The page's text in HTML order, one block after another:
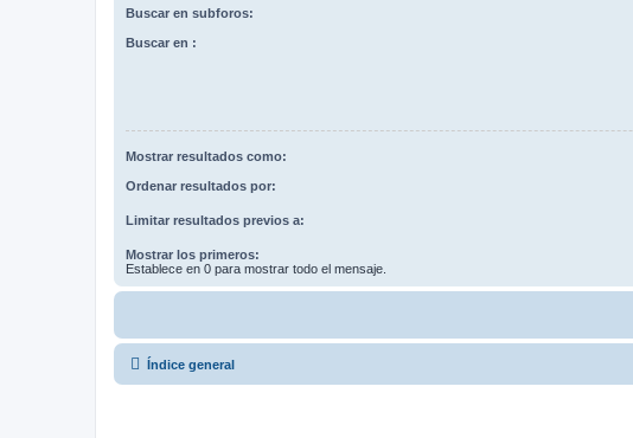
Buscar en subforos:
Buscar en :
Mostrar resultados como:
Ordenar resultados por:
Limitar resultados previos a:
Mostrar los primeros:
Establece en 0 para mostrar todo el mensaje.
Índice general